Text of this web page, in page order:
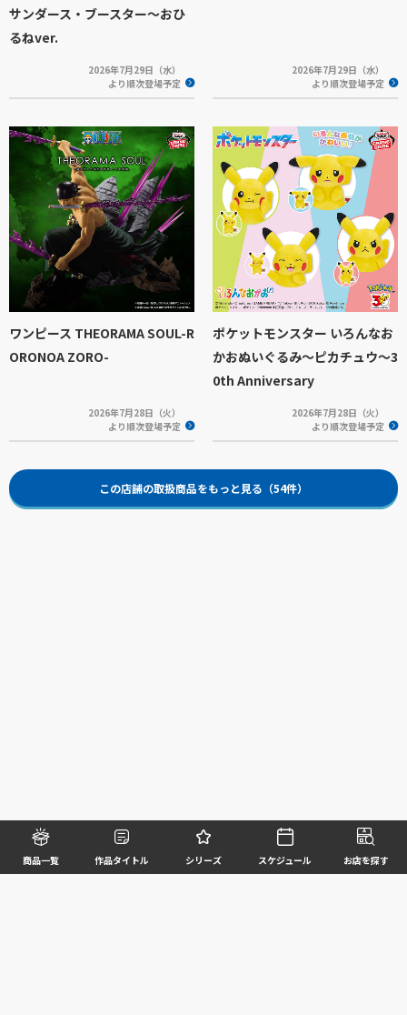
商品一覧 作品タイトル シリーズ スケジュール お店を探す
サンダース・ブースター～おひ
るねver.
2026年7月29日（水）
より順次登場予定
2026年7月29日（水）
より順次登場予定
ワンピース THEORAMA SOUL-R
ORONOA ZORO-
2026年7月28日（火）
より順次登場予定
ポケットモンスター いろんなお
かおぬいぐるみ～ピカチュウ～3
0th Anniversary
2026年7月28日（火）
より順次登場予定
この店舗の取扱商品をもっと見る（54件）